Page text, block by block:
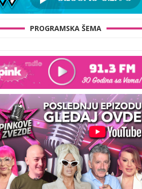
PROGRAMSKA ŠEMA